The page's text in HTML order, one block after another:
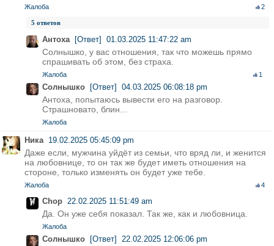
Жалоба 2
5 ответов
Антоха [Ответ] 01.03.2025 11:47:22 am
Солнышко, у вас отношения, так что можешь прямо
спрашивать об этом, без страха.
Жалоба 1
Солнышко [Ответ] 04.03.2025 06:08:18 pm
Антоха, попытаюсь вывести его на разговор.
Страшновато, блин...
Жалоба
Ника 19.02.2025 05:45:09 pm
Даже если, мужчина уйдёт из семьи, что вряд ли, и женится
на любовнице, то он так же будет иметь отношения на
стороне, только изменять он будет уже тебе.
Жалоба 4
Chop 22.02.2025 11:51:49 am
Да. Он уже себя показал. Так же, как и любовница.
Жалоба
Солнышко [Ответ] 22.02.2025 12:06:06 pm